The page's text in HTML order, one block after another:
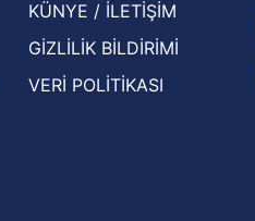
KÜNYE / İLETİŞİM
GİZLİLİK BİLDİRİMİ
VERİ POLİTİKASI